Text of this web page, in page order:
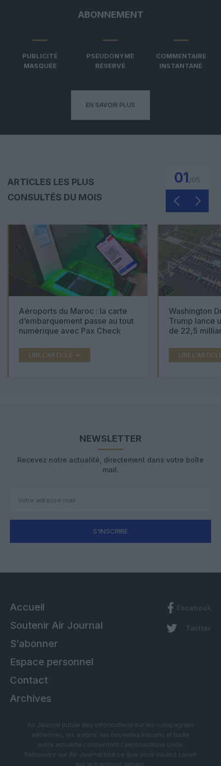
ABONNEMENT
PUBLICITÉ
MASQUÉE
PSEUDONYME
RÉSERVÉ
COMMENTAIRE
INSTANTANÉ
EN SAVOIR PLUS
ARTICLES LES PLUS
CONSULTÉS DU MOIS
01
Aéroports du Maroc : la carte
d’embarquement passe au tout
numérique avec Pax Check
LIRE L'ARTICLE
Washington
Trump lance
de 22,5
LIRE
NEWSLETTER
Recevez notre actualité, directement dans votre boîte
mail.
S'INSCRIRE
Accueil
Soutenir Air Journal
S’abonner
Espace personnel
Contact
Archives